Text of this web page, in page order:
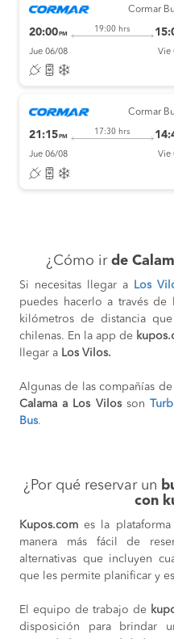
Cormar
20:00 PM
19:00 hrs
Jue 06/08 Vie
Cormar
21:15 PM
17:30 hrs
Jue 06/08 Vie
¿Cómo ir de
Si necesitas llegar a Los
puedes hacerlo a través de
kilómetros de distancia
chilenas. En la app de
llegar a Los Vilos.
Algunas de las compañías
Calama a Los Vilosson
Bus.
¿Por qué reservar un
con
Kupos.com es la
manera más fácil de
alternativas que incluyen
que les permite planificar y
El equipo de trabajo de
disposición para brindar